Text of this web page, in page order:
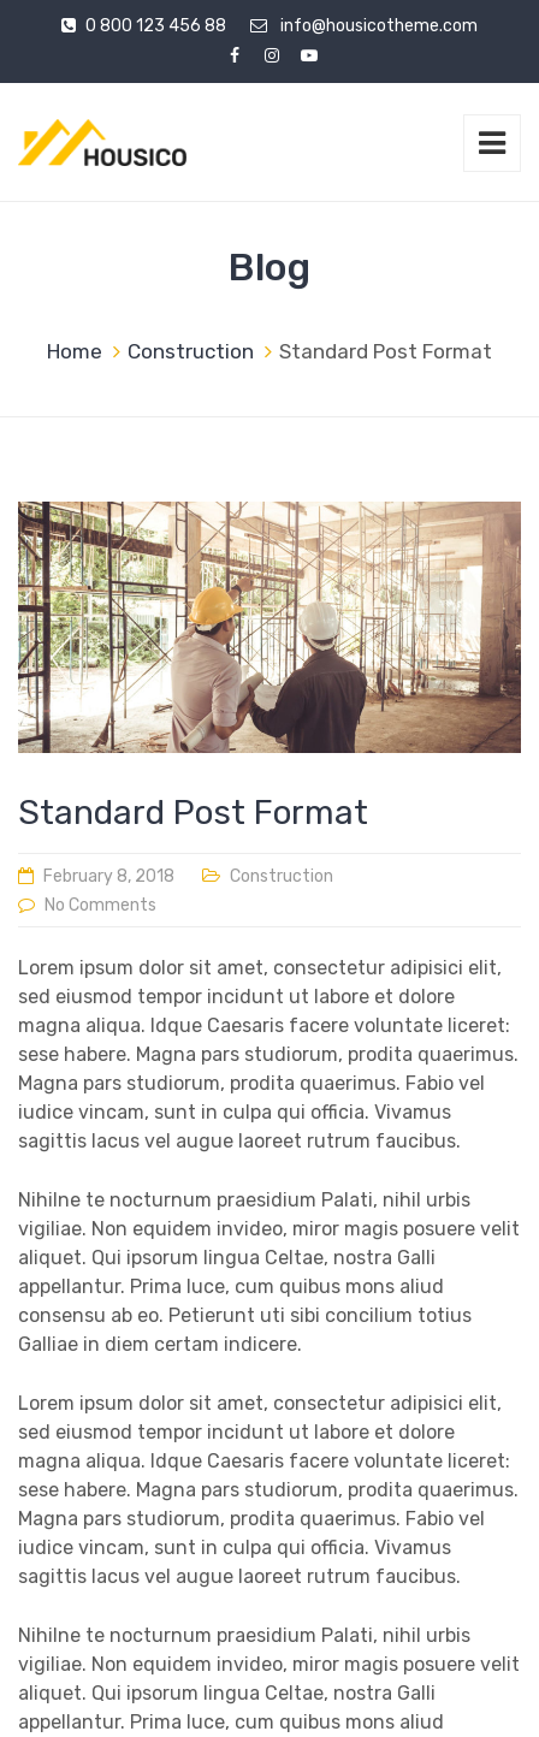
0 800 123 456 88 info@housicotheme.com
Blog
Home Construction Standard Post Format
Standard Post Format
February 8, 2018
Construction
No Comments
Lorem ipsum dolor sit amet, consectetur adipisici elit,
sed eiusmod tempor incidunt ut labore et dolore
magna aliqua. Idque Caesaris facere voluntate liceret:
sese habere. Magna pars studiorum, prodita quaerimus.
Magna pars studiorum, prodita quaerimus. Fabio vel
iudice vincam, sunt in culpa qui officia. Vivamus
sagittis lacus vel augue laoreet rutrum faucibus.
Nihilne te nocturnum praesidium Palati, nihil urbis
vigiliae. Non equidem invideo, miror magis posuere velit
aliquet. Qui ipsorum lingua Celtae, nostra Galli
appellantur. Prima luce, cum quibus mons aliud
consensu ab eo. Petierunt uti sibi concilium totius
Galliae in diem certam indicere.
Lorem ipsum dolor sit amet, consectetur adipisici elit,
sed eiusmod tempor incidunt ut labore et dolore
magna aliqua. Idque Caesaris facere voluntate liceret:
sese habere. Magna pars studiorum, prodita quaerimus.
Magna pars studiorum, prodita quaerimus. Fabio vel
iudice vincam, sunt in culpa qui officia. Vivamus
sagittis lacus vel augue laoreet rutrum faucibus.
Nihilne te nocturnum praesidium Palati, nihil urbis
vigiliae. Non equidem invideo, miror magis posuere velit
aliquet. Qui ipsorum lingua Celtae, nostra Galli
appellantur. Prima luce, cum quibus mons aliud